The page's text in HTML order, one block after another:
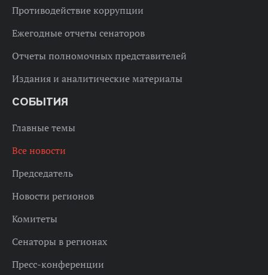
Противодействие коррупции
Ежегодные отчеты сенаторов
Отчеты полномочных представителей
Издания и аналитические материалы
СОБЫТИЯ
Главные темы
Все новости
Председатель
Новости регионов
Комитеты
Сенаторы в регионах
Пресс-конференции